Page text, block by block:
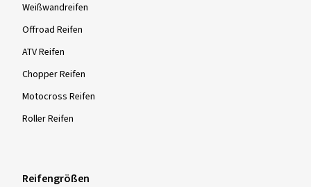
Weißwandreifen
Offroad Reifen
ATV Reifen
Chopper Reifen
Motocross Reifen
Roller Reifen
Reifengrößen